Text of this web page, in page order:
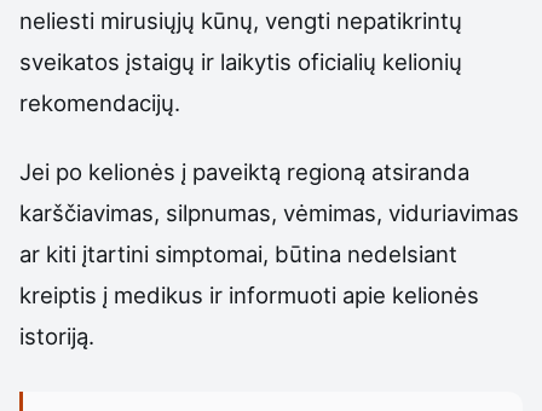
neliesti mirusiųjų kūnų, vengti nepatikrintų
sveikatos įstaigų ir laikytis oficialių kelionių
rekomendacijų.
Jei po kelionės į paveiktą regioną atsiranda
karščiavimas, silpnumas, vėmimas, viduriavimas
ar kiti įtartini simptomai, būtina nedelsiant
kreiptis į medikus ir informuoti apie kelionės
istoriją.